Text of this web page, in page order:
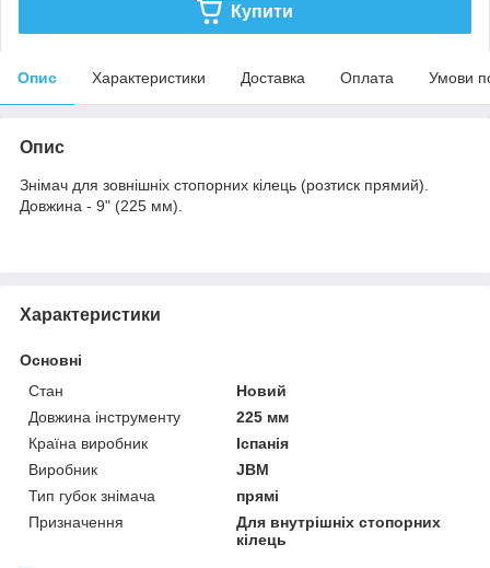
Купити
Опис Характеристики Доставка Оплата Умови
Опис
Знімач для зовнішніх стопорних кілець (розтиск прямий).
Довжина - 9" (225 мм).
Характеристики
Основні
Стан
Новий
Довжина інструменту
225 мм
Країна виробник
Іспанія
Виробник
JBM
Тип губок знімача
прямі
Призначення
Для внутрішніх стопорних
кілець